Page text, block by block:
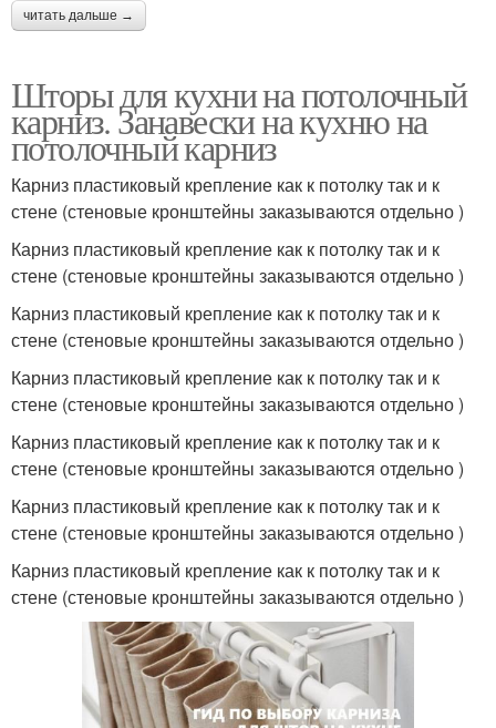
читать дальше →
Шторы для кухни на потолочный
карниз. Занавески на кухню на
потолочный карниз
Карниз пластиковый крепление как к потолку так и к
стене (стеновые кронштейны заказываются отдельно )
Карниз пластиковый крепление как к потолку так и к
стене (стеновые кронштейны заказываются отдельно )
Карниз пластиковый крепление как к потолку так и к
стене (стеновые кронштейны заказываются отдельно )
Карниз пластиковый крепление как к потолку так и к
стене (стеновые кронштейны заказываются отдельно )
Карниз пластиковый крепление как к потолку так и к
стене (стеновые кронштейны заказываются отдельно )
Карниз пластиковый крепление как к потолку так и к
стене (стеновые кронштейны заказываются отдельно )
Карниз пластиковый крепление как к потолку так и к
стене (стеновые кронштейны заказываются отдельно )